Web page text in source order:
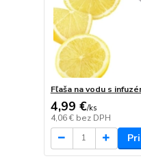
Fľaša na vodu s
4,99 €/ks
4,06 € bez DPH